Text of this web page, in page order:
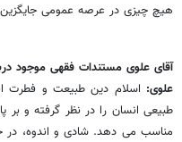
هیچ چیزی در عرصه عمومی
آقای علوی مستندات فقهی موجود
علوی: اسلام دین طبیعت و فطرت
طبیعی انسان را در نظر گرفته و بر
مناسب می دهد. شادی و اندوه، در